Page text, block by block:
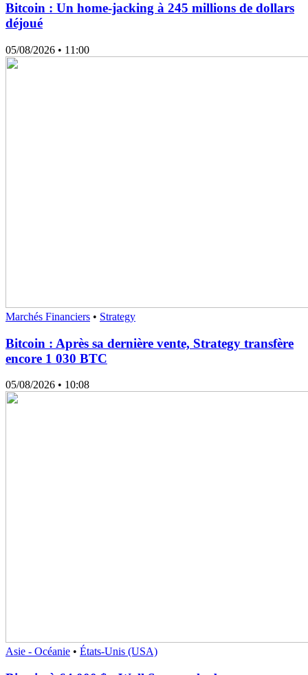
Bitcoin : Un home-jacking à 245 millions de dollars
déjoué
05/08/2026 • 11:00
Marchés Financiers • Strategy
Bitcoin : Après sa dernière vente, Strategy transfère
encore 1 030 BTC
05/08/2026 • 10:08
Asie - Océanie • États-Unis (USA)